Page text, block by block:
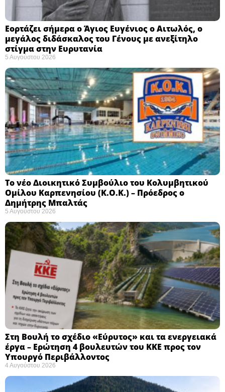
Εορτάζει σήμερα ο Άγιος Ευγένιος ο Αιτωλός, ο
μεγάλος διδάσκαλος του Γένους με ανεξίτηλο
στίγμα στην Ευρυτανία
5 Αυγούστου 2026
Το νέο Διοικητικό Συμβούλιο του Κολυμβητικού
Ομίλου Καρπενησίου (Κ.Ο.Κ.) – Πρόεδρος ο
Δημήτρης Μπαλτάς
5 Αυγούστου 2026
Στη Βουλή το σχέδιο «Εύρυτος» και τα ενεργειακά
έργα – Ερώτηση 4 βουλευτών του ΚΚΕ προς τον
Υπουργό Περιβάλλοντος
4 Αυγούστου 2026